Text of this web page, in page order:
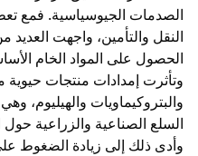
الصدمات الجيوسياسية. فمع
النقل والتأمين، واجهت
الحصول على المواد الخام
وتأثرت إمدادات منتجات حيوية
والبتروكيماويات والهيليوم،
السلع الصناعية والزراعية حول
وأدى ذلك إلى زيادة الضغوط